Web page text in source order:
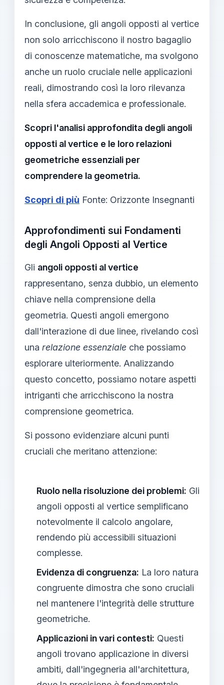
In conclusione, gli angoli opposti al vertice
non solo arricchiscono il nostro bagaglio
di conoscenze matematiche, ma svolgono
anche un ruolo cruciale nelle applicazioni
reali, dimostrando così la loro rilevanza
nella sfera accademica e professionale.
Scopri l'analisi approfondita degli angoli
opposti al vertice e le loro relazioni
geometriche essenziali per
comprendere la geometria.
Scopri di più Fonte: Orizzonte Insegnanti
Approfondimenti sui Fondamenti
degli Angoli Opposti al Vertice
Gli angoli opposti al vertice
rappresentano, senza dubbio, un elemento
chiave nella comprensione della
geometria. Questi angoli emergono
dall'interazione di due linee, rivelando così
una relazione essenziale che possiamo
esplorare ulteriormente. Analizzando
questo concetto, possiamo notare aspetti
intriganti che arricchiscono la nostra
comprensione geometrica.
Si possono evidenziare alcuni punti
cruciali che meritano attenzione:
Ruolo nella risoluzione dei problemi: Gli
angoli opposti al vertice semplificano
notevolmente il calcolo angolare,
rendendo più accessibili situazioni
complesse.
Evidenza di congruenza: La loro natura
congruente dimostra che sono cruciali
nel mantenere l'integrità delle strutture
geometriche.
Applicazioni in vari contesti: Questi
angoli trovano applicazione in diversi
ambiti, dall'ingegneria all'architettura,